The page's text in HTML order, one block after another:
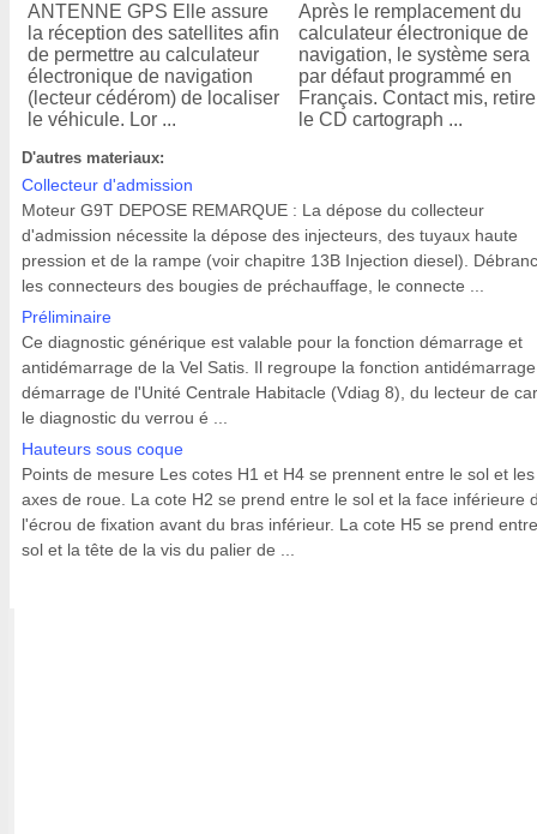
ANTENNE GPS Elle assure
la réception des satellites afin
de permettre au calculateur
électronique de navigation
(lecteur cédérom) de localiser
le véhicule. Lor ...
Après le remplacement du
calculateur électronique de
navigation, le système sera
par défaut programmé en
Français. Contact mis,
le CD cartograph ...
D'autres materiaux:
Collecteur d'admission
Moteur G9T DEPOSE REMARQUE : La dépose du collecteur
d'admission nécessite la dépose des injecteurs, des tuyaux haute
pression et de la rampe (voir chapitre 13B Injection diesel).
les connecteurs des bougies de préchauffage, le connecte ...
Préliminaire
Ce diagnostic générique est valable pour la fonction démarrage et
antidémarrage de la Vel Satis. Il regroupe la fonction
démarrage de l'Unité Centrale Habitacle (Vdiag 8), du lecteur de
le diagnostic du verrou é ...
Hauteurs sous coque
Points de mesure Les cotes H1 et H4 se prennent entre le sol et les
axes de roue. La cote H2 se prend entre le sol et la face inférieure
l'écrou de fixation avant du bras inférieur. La cote H5 se prend
sol et la tête de la vis du palier de ...